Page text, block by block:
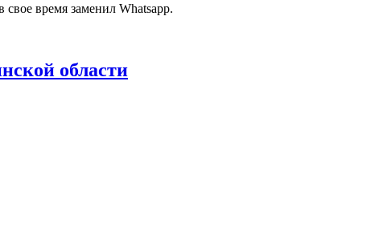
время заменил Whatsapp.
области